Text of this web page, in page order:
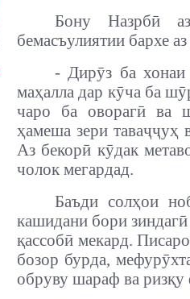
Бону Назрбӣ
бемасъулиятии бархе
- Дирӯз ба хонаи
маҳалла дар кӯча ба
чаро ба оворагӣ ва
ҳамеша зери таваҷҷуҳ
Аз бекорӣ кӯдак
чолок мегардад.
Баъди солҳои
кашидани бори
қассобӣ мекард.
бозор бурда,
обруву шараф ва